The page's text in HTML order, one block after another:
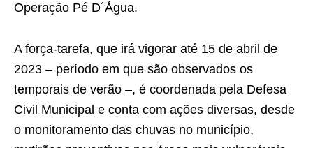
Operação Pé D´Água.
A força-tarefa, que irá vigorar até 15 de abril de
2023 – período em que são observados os
temporais de verão –, é coordenada pela Defesa
Civil Municipal e conta com ações diversas, desde
o monitoramento das chuvas no município,